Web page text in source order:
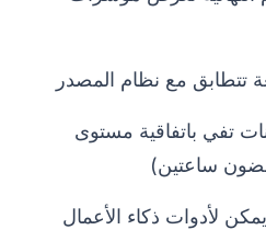
تتطابق مع نظام المصدر
تفي باتفاقية مستوى
لأدوات ذكاء الأعمال